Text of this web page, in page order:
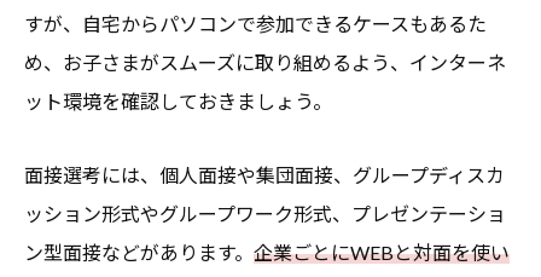
すが、自宅からパソコンで参加できるケースもあるた
め、お子さまがスムーズに取り組めるよう、インターネ
ット環境を確認しておきましょう。
面接選考には、個人面接や集団面接、グループディスカ
ッション形式やグループワーク形式、プレゼンテーショ
ン型面接などがあります。 企業ごとにWEBと対面を使い